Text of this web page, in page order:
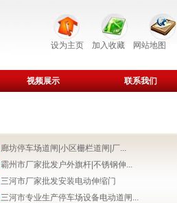
设为主页
加入收藏 网站地图
视频展示 联系我们
廊坊停车场道闸|小区栅栏道闸|厂...
霸州市厂家批发户外旗杆|不锈钢伸...
三河市厂家批发安装电动伸缩门
三河市专业生产停车场设备电动道闸...